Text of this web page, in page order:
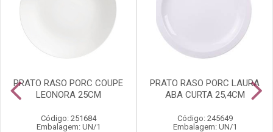
PRATO RASO PORC COUPE
LEONORA 25CM
Código: 251684
Embalagem: UN/1
PRATO RASO PORC LAURA
ABA CURTA 25,4CM
Código: 245649
Embalagem: UN/1